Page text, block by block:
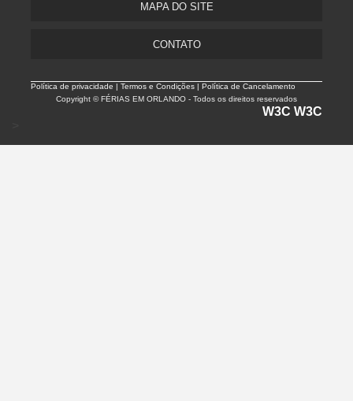
MAPA DO SITE
CONTATO
Política de privacidade |Termos e Condições | Política de Cancelamento
Copyright © FÉRIAS EM ORLANDO - Todos os direitos reservados
W3C W3C